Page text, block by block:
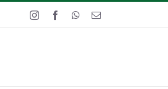
InstagramFacebookWhatsApp
Email